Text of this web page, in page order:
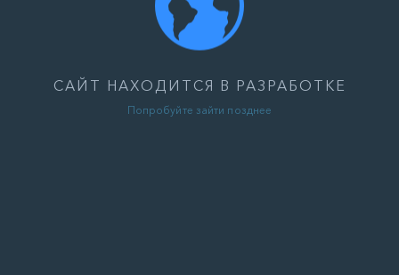
САЙТ НАХОДИТСЯ В РАЗРАБОТКЕ
Попробуйте зайти позднее